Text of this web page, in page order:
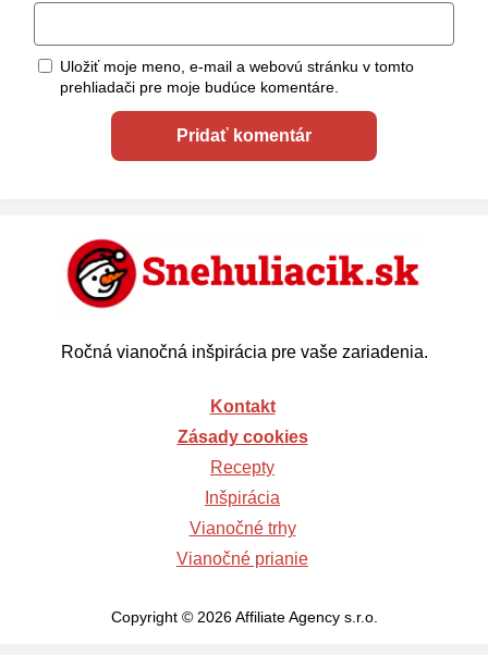
Uložiť moje meno, e-mail a webovú stránku v tomto
prehliadači pre moje budúce komentáre.
Ročná vianočná inšpirácia pre vaše zariadenia.
Kontakt
Zásady cookies
Recepty
Inšpirácia
Vianočné trhy
Vianočné prianie
Copyright © 2026 Affiliate Agency s.r.o.